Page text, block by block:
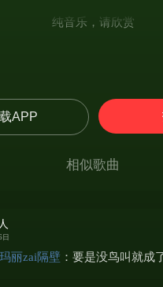
纯音乐，请欣赏
APP
相似歌曲
日
玛丽zai隔壁 ： 要是没鸟叫就成